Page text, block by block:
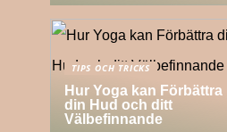
TIPS OCH TRICKS
Hur Yoga kan Förbättra
din Hud och ditt
Välbefinnande